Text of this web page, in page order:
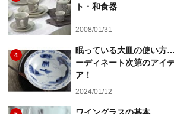
ト・和食器
2008/01/31
4
眠っている大皿の使い方
ーディネート次第のアイ
ア！
2024/01/12